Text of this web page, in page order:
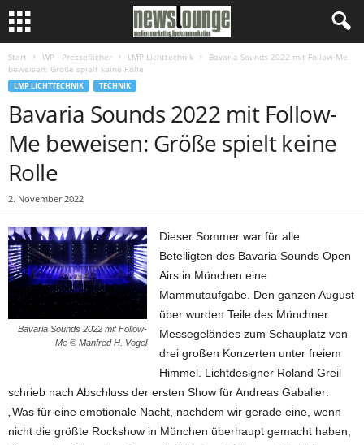
Start WP - Pressefächer LMP Lichttechnik
Bavaria Sounds 2022 mit Follow-Me
beweisen: Größe spielt keine Rolle
LMP LICHTTECHNIK TECHNIK
Bavaria Sounds 2022 mit Follow-
Me beweisen: Größe spielt keine
Rolle
2. November 2022
Bavaria Sounds 2022 mit Follow-
Me © Manfred H. Vogel
Dieser Sommer war für alle
Beteiligten des Bavaria Sounds Open
Airs in München eine
Mammutaufgabe. Den ganzen August
über wurden Teile des Münchner
Messegeländes zum Schauplatz von
drei großen Konzerten unter freiem
Himmel. Lichtdesigner Roland Greil
schrieb nach Abschluss der ersten Show für Andreas Gabalier:
„Was für eine emotionale Nacht, nachdem wir gerade eine, wenn
nicht die größte Rockshow in München überhaupt gemacht haben,